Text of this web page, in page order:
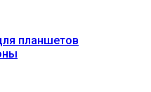
планшетов